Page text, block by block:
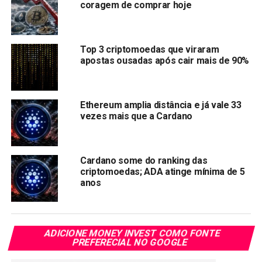
totalmente pública a oferecer contratos inteligentes.
Destaques:
Cardano (ADA) dispara para novo recorde histórico,
alta de 830% em 2021
O objetivo da atualização é trazer contratos inteligentes
para a rede ADA, adicionando assim a capacidade de
construir aplicativos descentralizados (DApps).
Cardano é a 3° maior moeda em
capitalização
momento, a capitalização da criptomoeda está em torno
de US$ 94 bilhões (R$ 506 bilhões), atrás apenas
coragem de comprar hoje
Top 3 criptomoedas que viraram
apostas ousadas após cair mais de 90%
Ethereum amplia distância e já vale 33
vezes mais que a Cardano
Cardano some do ranking das
criptomoedas; ADA atinge mínima de 5
anos
ADICIONE MONEY INVEST COMO FONTE
PREFERECIAL NO GOOGLE